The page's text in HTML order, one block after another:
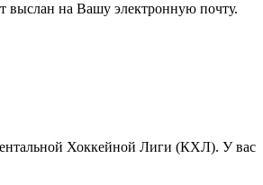
выслан на Вашу электронную почту.
Хоккейной Лиги (КХЛ). У вас